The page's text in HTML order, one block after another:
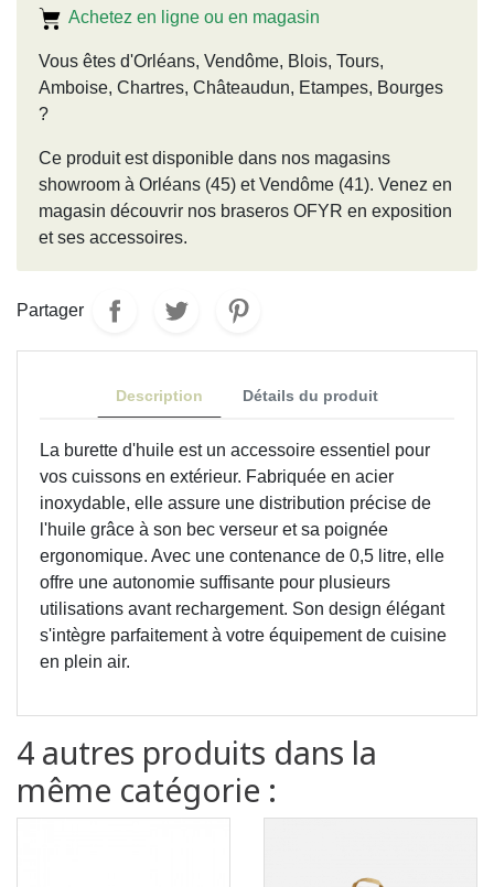
Achetez en ligne ou en magasin
Vous êtes d'Orléans, Vendôme, Blois, Tours,
Amboise, Chartres, Châteaudun, Etampes, Bourges
?
Ce produit est disponible dans nos magasins
showroom à Orléans (45) et Vendôme (41). Venez en
magasin découvrir nos braseros OFYR en exposition
et ses accessoires.
Partager
Description Détails du produit
La burette d'huile est un accessoire essentiel pour
vos cuissons en extérieur. Fabriquée en acier
inoxydable, elle assure une distribution précise de
l'huile grâce à son bec verseur et sa poignée
ergonomique. Avec une contenance de 0,5 litre, elle
offre une autonomie suffisante pour plusieurs
utilisations avant rechargement. Son design élégant
s'intègre parfaitement à votre équipement de cuisine
en plein air.
4 autres produits dans la
même catégorie :